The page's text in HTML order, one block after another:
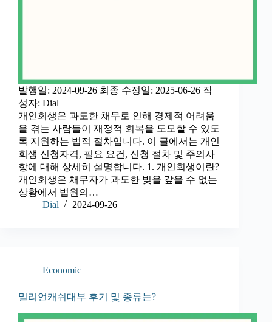
발행일: 2024-09-26 최종 수정일: 2025-06-26 작
성자: Dial
개인회생은 과도한 채무로 인해 경제적 어려움
을 겪는 사람들이 재정적 회복을 도모할 수 있도
록 지원하는 법적 절차입니다. 이 글에서는 개인
회생 신청자격, 필요 요건, 신청 절차 및 주의사
항에 대해 상세히 설명합니다. 1. 개인회생이란?
개인회생은 채무자가 과도한 빚을 갚을 수 없는
상황에서 법원의…
Dial
2024-09-26
Economic
밀리언캐쉬대부 후기 및 종류는?